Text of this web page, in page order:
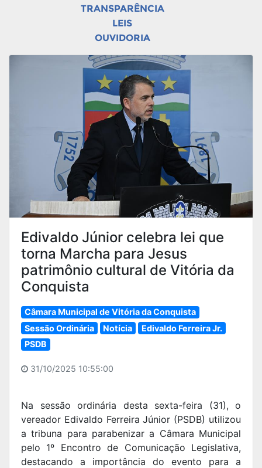
TRANSPARÊNCIA
LEIS
OUVIDORIA
Edivaldo Júnior celebra lei que
torna Marcha para Jesus
patrimônio cultural de Vitória da
Conquista
Câmara Municipal de Vitória da Conquista
Sessão Ordinária
Notícia
Edivaldo Ferreira Jr.
PSDB
31/10/2025 10:55:00
Na sessão ordinária desta sexta-feira (31), o
vereador Edivaldo Ferreira Júnior (PSDB) utilizou
a tribuna para parabenizar a Câmara Municipal
pelo 1º Encontro de Comunicação Legislativa,
destacando a importância do evento para a